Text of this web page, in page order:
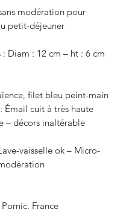
modération pour
: Diam : 12 cm – ht : 6 cm
Émail cuit à très haute
vaisselle ok – Micro-
France.